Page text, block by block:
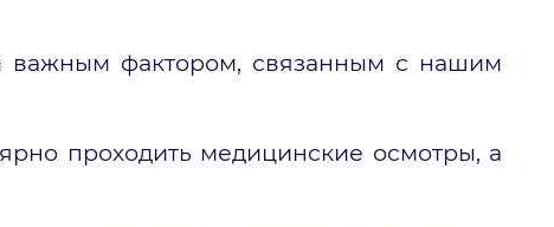
важным фактором, связанным с нашим
проходить медицинские осмотры, а